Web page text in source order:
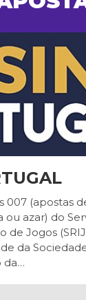
007 (apostas
azar) do
de Jogos
da
da…